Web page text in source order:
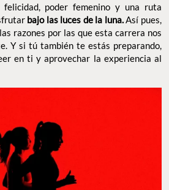
poder femenino y una ruta
bajo las luces de la luna.Así pues,
razones por las que esta carrera nos
Y si tú también te estás preparando,
en ti y aprovechar la experiencia al